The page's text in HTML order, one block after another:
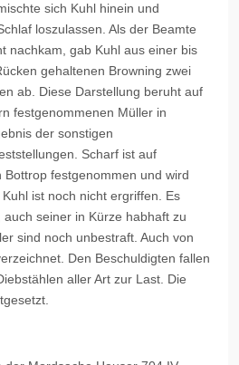
sich Kuhl hinein und
loszulassen. Als der Beamte
nachkam, gab Kuhl aus einer bis
gehaltenen Browning zwei
ab. Diese Darstellung beruht auf
festgenommenen Müller in
der sonstigen
Scharf ist auf
Bottrop festgenommen und wird
ist noch nicht ergriffen. Es
auch seiner in Kürze habhaft zu
sind noch unbestraft. Auch von
Den Beschuldigten fallen
aller Art zur Last. Die